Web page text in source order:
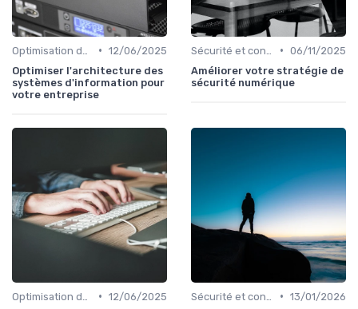
• 12/06/2025
Optimiser l'architecture des
systèmes d'information pour
votre entreprise
• 06/11/2025
Améliorer votre stratégie de
sécurité numérique
• 12/06/2025
• 13/01/2026